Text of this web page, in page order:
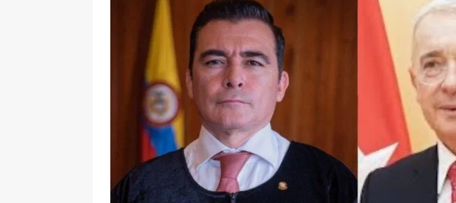
De La Espriella en la Arena USC
[ 6 de agosto de 2026 ] Tribunal niega medida cautelar sobre la
en Cali JUDICIALES